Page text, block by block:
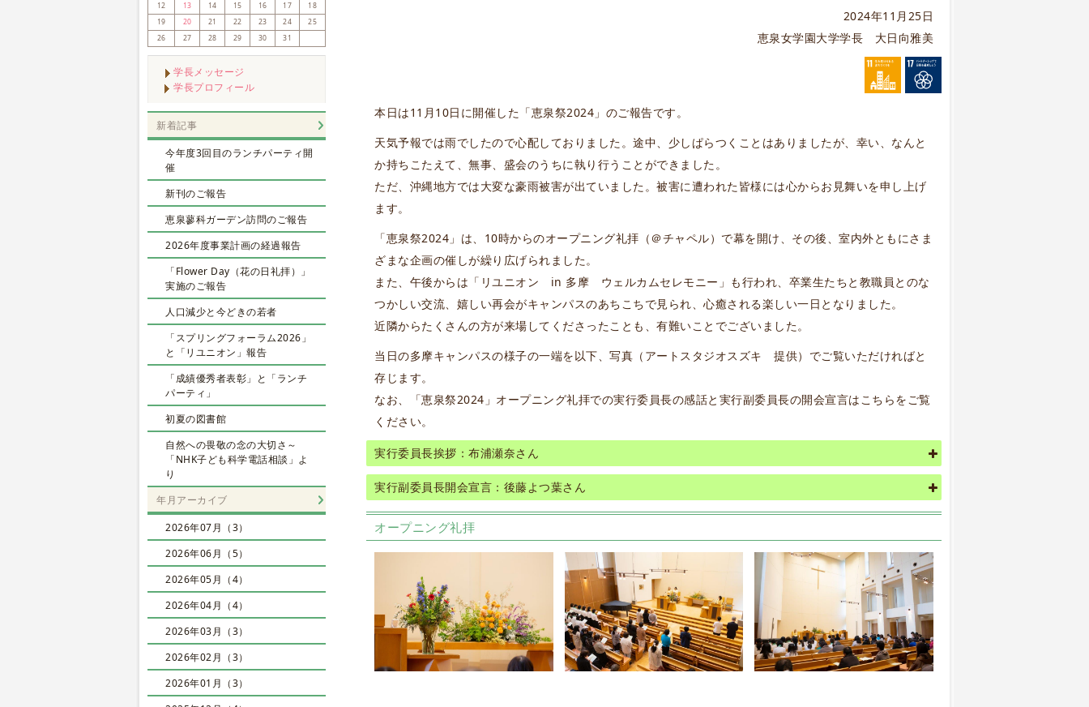
2024年11月25日
恵泉女学園大学学長 大日向雅美
本日は11月10日に開催した「恵泉祭2024」のご報告です。
天気予報では雨でしたので心配しておりました。途中、少しぱらつくことはありましたが、幸い、なんと
か持ちこたえて、無事、盛会のうちに執り行うことができました。
ただ、沖縄地方では大変な豪雨被害が出ていました。被害に遭われた皆様には心からお見舞いを申し上げ
ます。
「恵泉祭2024」は、10時からのオープニング礼拝（＠チャペル）で幕を開け、その後、室内外ともにさま
ざまな企画の催しが繰り広げられました。
また、午後からは「リユニオン in 多摩 ウェルカムセレモニー」も行われ、卒業生たちと教職員とのな
つかしい交流、嬉しい再会がキャンパスのあちこちで見られ、心癒される楽しい一日となりました。
近隣からたくさんの方が来場してくださったことも、有難いことでございました。
当日の多摩キャンパスの様子の一端を以下、写真（アートスタジオスズキ 提供）でご覧いただければと
存じます。
なお、「恵泉祭2024」オープニング礼拝での実行委員長の感話と実行副委員長の開会宣言はこちらをご覧
ください。
実行委員長挨拶：布浦瀬奈さん
実行副委員長開会宣言：後藤よつ葉さん
オープニング礼拝
12
13 14 15 16 17
18
19
20 21 22 23 24
25
26
27 28 29 30 31
学長メッセージ
学長プロフィール
新着記事
今年度3回目のランチパーティ開
催
新刊のご報告
恵泉蓼科ガーデン訪問のご報告
2026年度事業計画の経過報告
「Flower Day（花の日礼拝）」
実施のご報告
人口減少と今どきの若者
「スプリングフォーラム2026」
と「リユニオン」報告
「成績優秀者表彰」と「ランチ
パーティ」
初夏の図書館
自然への畏敬の念の大切さ～
「NHK子ども科学電話相談」よ
り
年月アーカイブ
2026年07月（3）
2026年06月（5）
2026年05月（4）
2026年04月（4）
2026年03月（3）
2026年02月（3）
2026年01月（3）